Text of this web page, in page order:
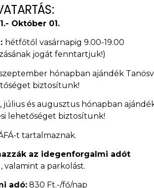
Október 01.
hétfőtől vasárnapig 9.00-19.00
jogát fenntartjuk!)
hónapban ajándék
biztosítunk!
és augusztus hónapban
lehetőséget biztosítunk!
t tartalmaznak.
az idegenforgalmi adót
valamint a parkolást.
adó: 830 Ft.-/fő/nap